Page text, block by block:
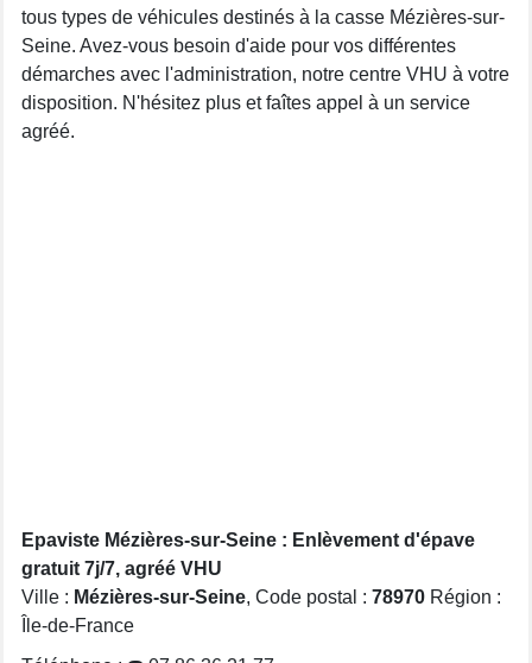
tous types de véhicules destinés à la casse Mézières-sur-
Seine. Avez-vous besoin d'aide pour vos différentes
démarches avec l'administration, notre centre VHU à votre
disposition. N'hésitez plus et faîtes appel à un service
agréé.
Epaviste Mézières-sur-Seine : Enlèvement d'épave
gratuit 7j/7, agréé VHU
Ville : Mézières-sur-Seine, Code postal : 78970 Région :
Île-de-France